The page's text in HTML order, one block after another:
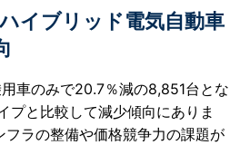
イブリッド電気自動車
車のみで20.7％減の8,851台とな
プと比較して減少傾向にありま
フラの整備や価格競争力の課題が